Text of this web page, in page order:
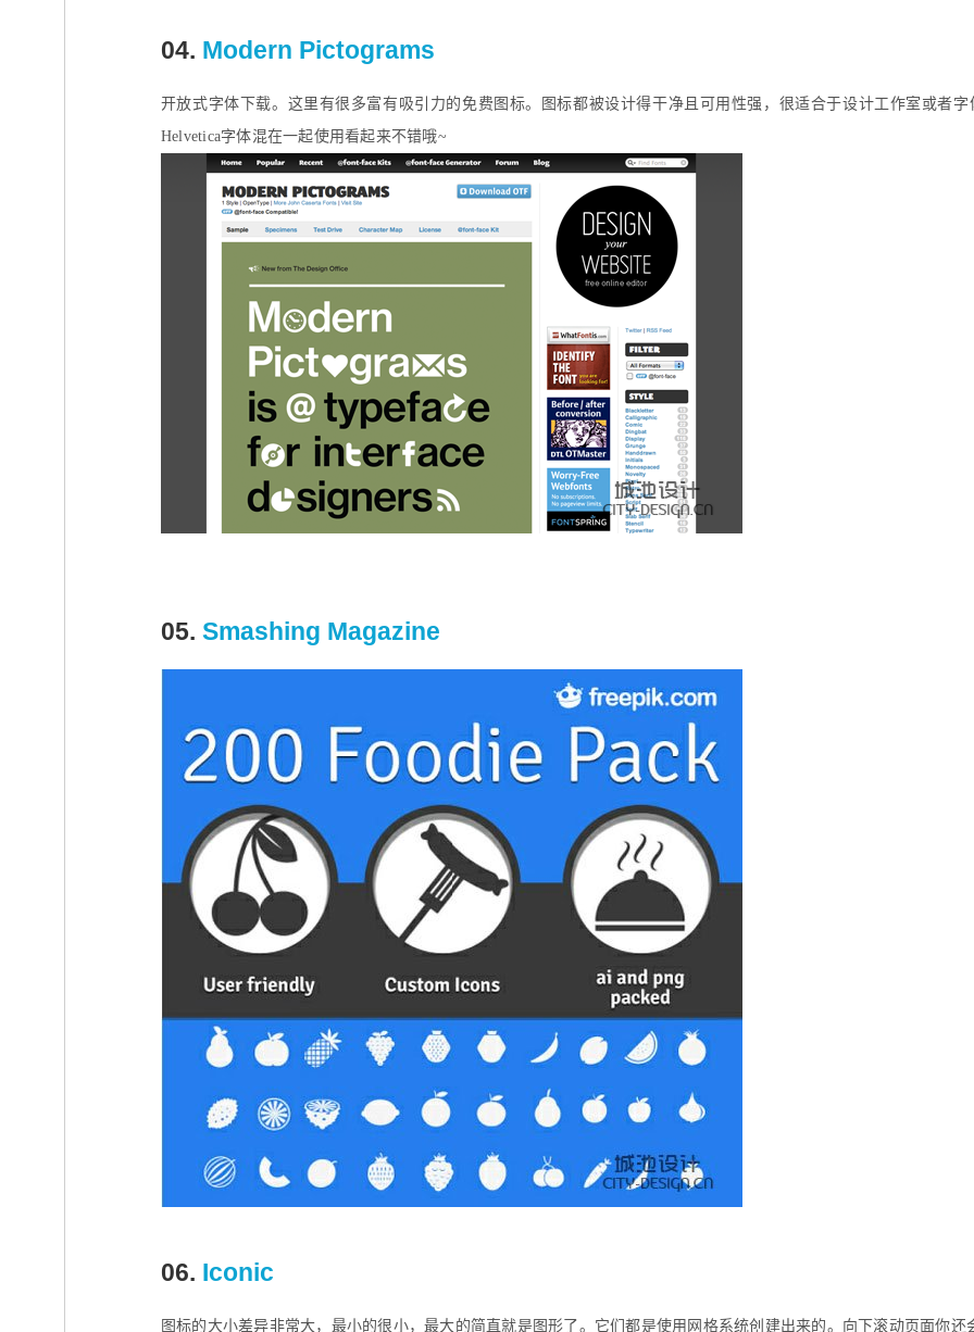
04. Modern Pictograms
开放式字体下载。这里有很多富有吸引力的免费图标。图标都被设计得干净且可用性强，很适合于设计工作室或者
Helvetica字体混在一起使用看起来不错哦~
05. Smashing Magazine
06. Iconic
图标的大小差异非常大，最小的很小，最大的简直就是图形了。它们都是使用网格系统创建出来的。向下滚动页面你还